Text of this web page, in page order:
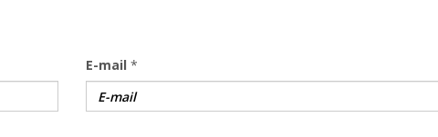
E-mail *